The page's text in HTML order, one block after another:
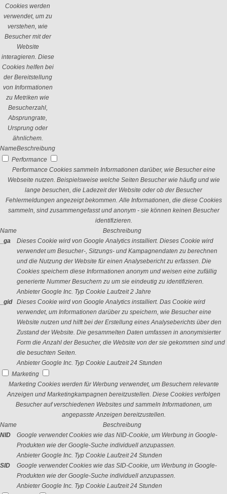
Cookies werden
verwendet, um zu
verstehen, wie
Besucher mit der
Website
interagieren. Diese
Cookies helfen bei
der Bereitstellung
von Informationen
zu Metriken wie
Besucherzahl,
Absprungrate,
Ursprung oder
ähnlichem.
NameBeschreibung
Performance
Performance Cookies sammeln Informationen darüber, wie Besucher eine
Webseite nutzen. Beispielsweise welche Seiten Besucher wie häufig und wie
lange besuchen, die Ladezeit der Website oder ob der Besucher
Fehlermeldungen angezeigt bekommen. Alle Informationen, die diese Cookies
sammeln, sind zusammengefasst und anonym - sie können keinen Besucher
identifizieren.
Name
Beschreibung
_ga
Dieses Cookie wird von Google Analytics installiert. Dieses Cookie wird
verwendet um Besucher-, Sitzungs- und Kampagnendaten zu berechnen
und die Nutzung der Website für einen Analysebericht zu erfassen. Die
Cookies speichern diese Informationen anonym und weisen eine zufällig
generierte Nummer Besuchern zu um sie eindeutig zu identifizieren.
Anbieter Google Inc. Typ Cookie Laufzeit 2 Jahre
_gid
Dieses Cookie wird von Google Analytics installiert. Das Cookie wird
verwendet, um Informationen darüber zu speichern, wie Besucher eine
Website nutzen und hilft bei der Erstellung eines Analyseberichts über den
Zustand der Website. Die gesammelten Daten umfassen in anonymisierter
Form die Anzahl der Besucher, die Website von der sie gekommen sind und
die besuchten Seiten.
Anbieter Google Inc. Typ Cookie Laufzeit 24 Stunden
Marketing
Marketing Cookies werden für Werbung verwendet, um Besuchern relevante
Anzeigen und Marketingkampagnen bereitzustellen. Diese Cookies verfolgen
Besucher auf verschiedenen Websites und sammeln Informationen, um
angepasste Anzeigen bereitzustellen.
Name
Beschreibung
NID
Google verwendet Cookies wie das NID-Cookie, um Werbung in Google-
Produkten wie der Google-Suche individuell anzupassen.
Anbieter Google Inc. Typ Cookie Laufzeit 24 Stunden
SID
Google verwendet Cookies wie das SID-Cookie, um Werbung in Google-
Produkten wie der Google-Suche individuell anzupassen.
Anbieter Google Inc. Typ Cookie Laufzeit 24 Stunden